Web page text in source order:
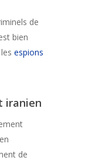
de
bien
espions
iranien
de